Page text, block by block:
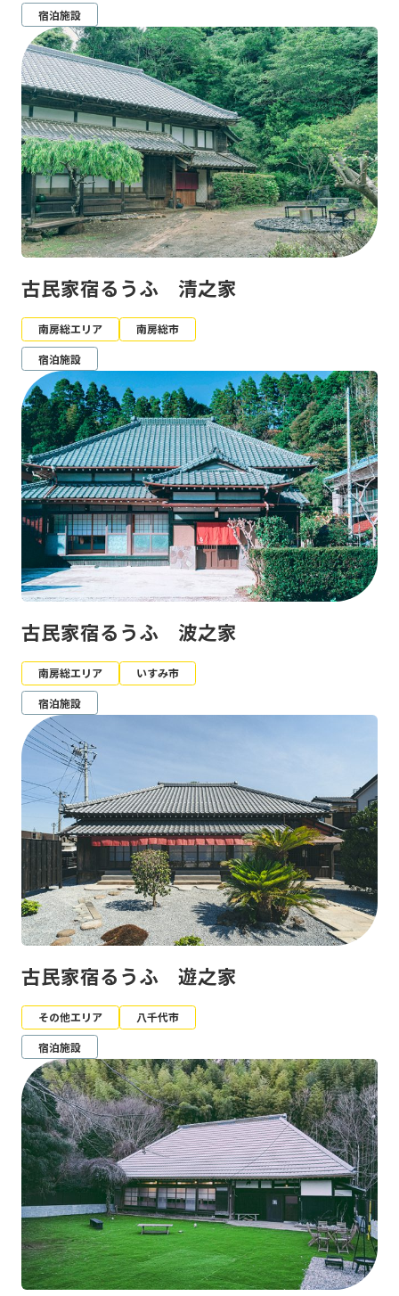
宿泊施設
古民家宿るうふ 清之家
南房総エリア
南房総市
宿泊施設
古民家宿るうふ 波之家
南房総エリア
いすみ市
宿泊施設
古民家宿るうふ 遊之家
その他エリア
八千代市
宿泊施設